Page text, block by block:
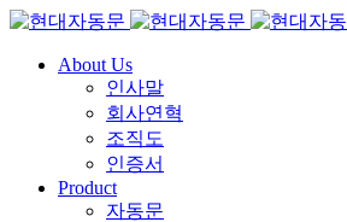
About Us
인사말
회사연혁
조직도
인증서
Product
자동문